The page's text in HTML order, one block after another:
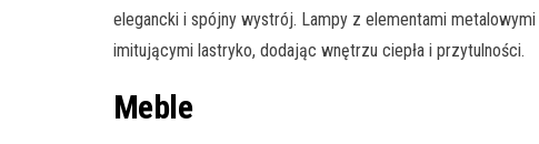
elegancki i spójny wystrój. Lampy z elementami
imitującymi lastryko, dodając wnętrzu ciepła i przytulności.
Meble